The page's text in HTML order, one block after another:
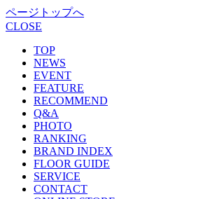
ページトップへ
CLOSE
TOP
NEWS
EVENT
FEATURE
RECOMMEND
Q&A
PHOTO
RANKING
BRAND INDEX
FLOOR GUIDE
SERVICE
CONTACT